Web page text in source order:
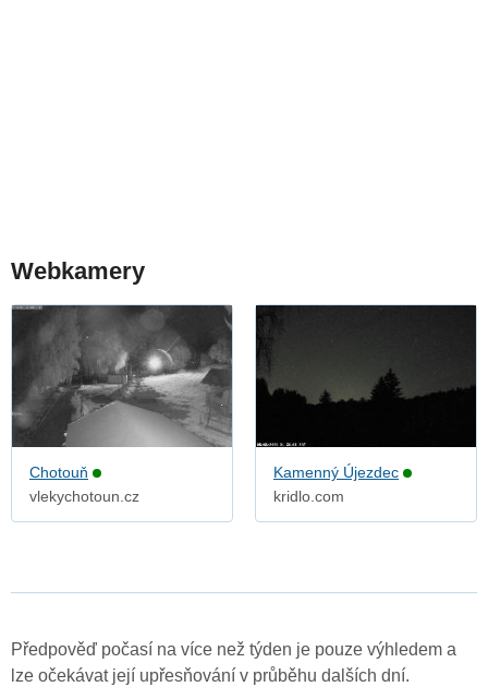
Webkamery
Chotouň
vlekychotoun.cz
Kamenný Újezdec
kridlo.com
Předpověď počasí na více než týden je pouze výhledem a
lze očekávat její upřesňování v průběhu dalších dní.